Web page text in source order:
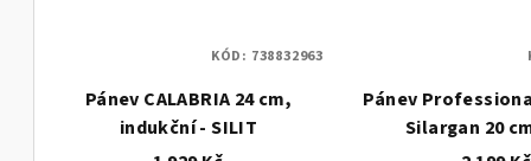
Pánev CALABRIA 24 cm,
indukční - SILIT
KÓD: 738832963
Pánev
Silargan 20